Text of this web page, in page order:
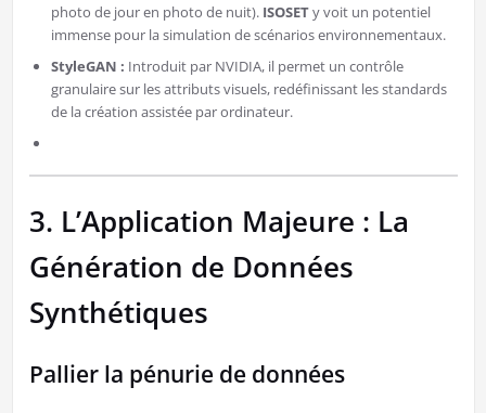
photo de jour en photo de nuit). ISOSETy voit un potentiel
immense pour la simulation de scénarios environnementaux.
StyleGAN : Introduit par NVIDIA, il permet un contrôle
granulaire sur les attributs visuels, redéfinissant les standards
de la création assistée par ordinateur.
3. L’Application Majeure : La
Génération de Données
Synthétiques
Pallier la pénurie de données